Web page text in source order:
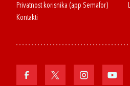
Privatnost korisnika (app Semafor)
Kontakti